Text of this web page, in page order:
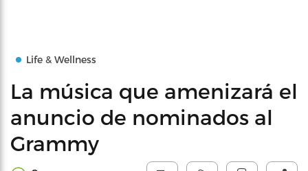
Life & Wellness
La música que amenizará el
anuncio de nominados al
Grammy